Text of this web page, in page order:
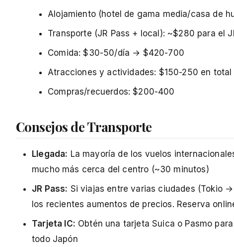
Alojamiento (hotel de gama media/casa de
Transporte (JR Pass + local): ~$280 para el
Comida: $30-50/día → $420-700
Atracciones y actividades: $150-250 en total
Compras/recuerdos: $200-400
Consejos de Transporte
Llegada: La mayoría de los vuelos
mucho más cerca del centro (~30 minutos)
JR Pass: Si viajas entre varias ciudades (Tokio
los recientes aumentos de precios. Reserva
Tarjeta IC: Obtén una tarjeta Suica o Pasmo
todo Japón